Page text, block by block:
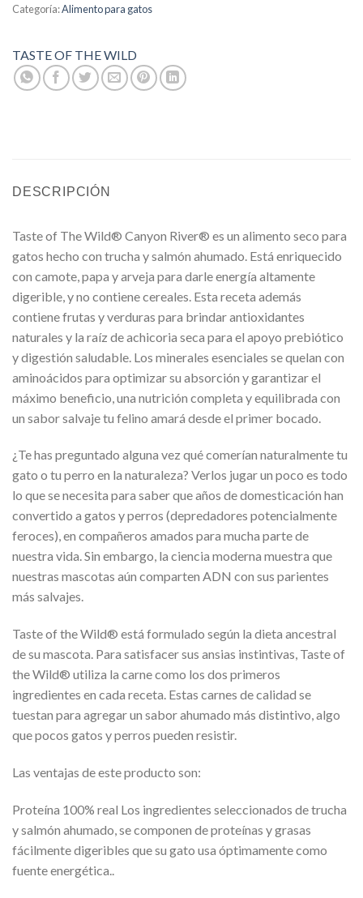
Categoría:Alimento para gatos
TASTE OF THE WILD
DESCRIPCIÓN
Taste of The Wild® Canyon River® es un alimento seco para
gatos hecho con trucha y salmón ahumado. Está enriquecido
con camote, papa y arveja para darle energía altamente
digerible, y no contiene cereales. Esta receta además
contiene frutas y verduras para brindar antioxidantes
naturales y la raíz de achicoria seca para el apoyo prebiótico
y digestión saludable. Los minerales esenciales se quelan con
aminoácidos para optimizar su absorción y garantizar el
máximo beneficio, una nutrición completa y equilibrada con
un sabor salvaje tu felino amará desde el primer bocado.
¿Te has preguntado alguna vez qué comerían naturalmente tu
gato o tu perro en la naturaleza? Verlos jugar un poco es todo
lo que se necesita para saber que años de domesticación han
convertido a gatos y perros (depredadores potencialmente
feroces), en compañeros amados para mucha parte de
nuestra vida. Sin embargo, la ciencia moderna muestra que
nuestras mascotas aún comparten ADN con sus parientes
más salvajes.
Taste of the Wild® está formulado según la dieta ancestral
de su mascota. Para satisfacer sus ansias instintivas, Taste of
the Wild® utiliza la carne como los dos primeros
ingredientes en cada receta. Estas carnes de calidad se
tuestan para agregar un sabor ahumado más distintivo, algo
que pocos gatos y perros pueden resistir.
Las ventajas de este producto son:
Proteína 100% real Los ingredientes seleccionados de trucha
y salmón ahumado, se componen de proteínas y grasas
fácilmente digeribles que su gato usa óptimamente como
fuente energética..